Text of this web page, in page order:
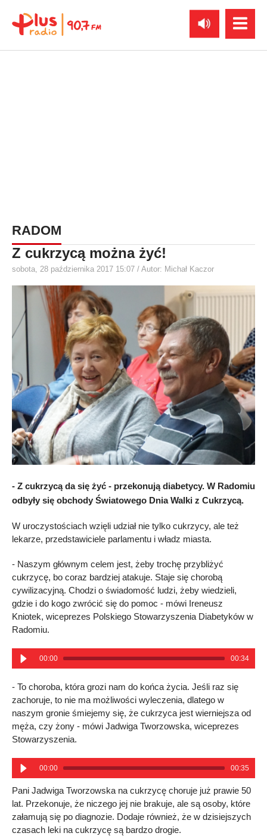
RADOM
Z cukrzycą można żyć!
sobota, 28 października 2017 15:07 / Autor: Michał Kaczor
- Z cukrzycą da się żyć - przekonują diabetycy. W Radomiu
odbyły się obchody Światowego Dnia Walki z Cukrzycą.
W uroczystościach wzięli udział nie tylko cukrzycy, ale też
lekarze, przedstawiciele parlamentu i władz miasta.
- Naszym głównym celem jest, żeby trochę przybliżyć
cukrzycę, bo coraz bardziej atakuje. Staje się chorobą
cywilizacyjną. Chodzi o świadomość ludzi, żeby wiedzieli,
gdzie i do kogo zwrócić się do pomoc - mówi Ireneusz
Kniotek, wiceprezes Polskiego Stowarzyszenia Diabetyków w
Radomiu.
00:00 00:34
- To choroba, która grozi nam do końca życia. Jeśli raz się
zachoruje, to nie ma możliwości wyleczenia, dlatego w
naszym gronie śmiejemy się, że cukrzyca jest wierniejsza od
męża, czy żony - mówi Jadwiga Tworzowska, wiceprezes
Stowarzyszenia.
00:00 00:35
Pani Jadwiga Tworzowska na cukrzycę choruje już prawie 50
lat. Przekonuje, że niczego jej nie brakuje, ale są osoby, które
załamują się po diagnozie. Dodaje również, że w dzisiejszych
czasach leki na cukrzycę są bardzo drogie.